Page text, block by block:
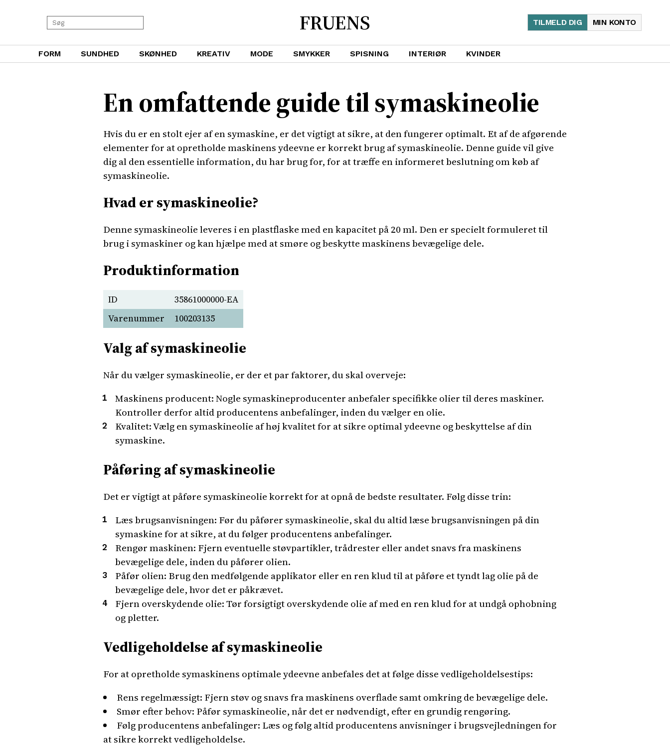
FRUENS MIN KONTO
TILMELD DIG
FORM SUNDHED SKØNHED KREATIV MODE SMYKKER SPISNING INTERIØR KVINDER
En omfattende guide til symaskineolie
Hvis du er en stolt ejer af en symaskine, er det vigtigt at sikre, at den fungerer optimalt. Et af de afgørende
elementer for at opretholde maskinens ydeevne er korrekt brug af symaskineolie. Denne guide vil give
dig al den essentielle information, du har brug for, for at træffe en informeret beslutning om køb af
symaskineolie.
Hvad er symaskineolie?
Denne symaskineolie leveres i en plastflaske med en kapacitet på 20 ml. Den er specielt formuleret til
brug i symaskiner og kan hjælpe med at smøre og beskytte maskinens bevægelige dele.
Produktinformation
ID
35861000000-EA
Varenummer
100203135
Valg af symaskineolie
Når du vælger symaskineolie, er der et par faktorer, du skal overveje:
Maskinens producent: Nogle symaskineproducenter anbefaler specifikke olier til deres maskiner.
Kontroller derfor altid producentens anbefalinger, inden du vælger en olie.
Kvalitet: Vælg en symaskineolie af høj kvalitet for at sikre optimal ydeevne og beskyttelse af din
symaskine.
Påføring af symaskineolie
Det er vigtigt at påføre symaskineolie korrekt for at opnå de bedste resultater. Følg disse trin:
Læs brugsanvisningen: Før du påfører symaskineolie, skal du altid læse brugsanvisningen på din
symaskine for at sikre, at du følger producentens anbefalinger.
Rengør maskinen: Fjern eventuelle støvpartikler, trådrester eller andet snavs fra maskinens
bevægelige dele, inden du påfører olien.
Påfør olien: Brug den medfølgende applikator eller en ren klud til at påføre et tyndt lag olie på de
bevægelige dele, hvor det er påkrævet.
Fjern overskydende olie: Tør forsigtigt overskydende olie af med en ren klud for at undgå ophobning
og pletter.
Vedligeholdelse af symaskineolie
For at opretholde symaskinens optimale ydeevne anbefales det at følge disse vedligeholdelsestips:
Rens regelmæssigt: Fjern støv og snavs fra maskinens overflade samt omkring de bevægelige dele.
Smør efter behov: Påfør symaskineolie, når det er nødvendigt, efter en grundig rengøring.
Følg producentens anbefalinger: Læs og følg altid producentens anvisninger i brugsvejledningen for
at sikre korrekt vedligeholdelse.